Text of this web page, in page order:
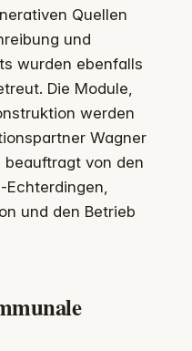
Quellen
und
wurden ebenfalls
Die Module,
werden
Wagner
beauftragt von den
und den Betrieb